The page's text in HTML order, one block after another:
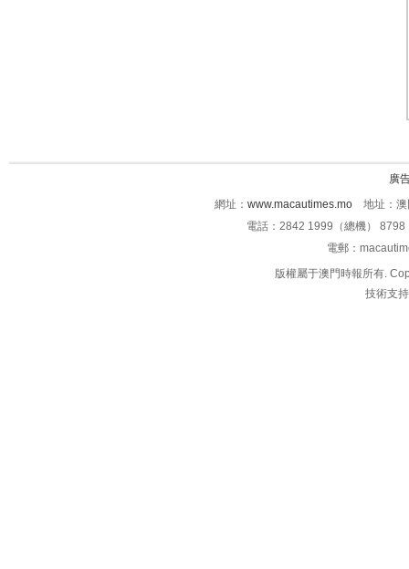
廣
網址： www.macautimes.mo 地址：澳
電話：2842 1999（總機）
電郵：
版權屬于澳門時報所有.
技術支